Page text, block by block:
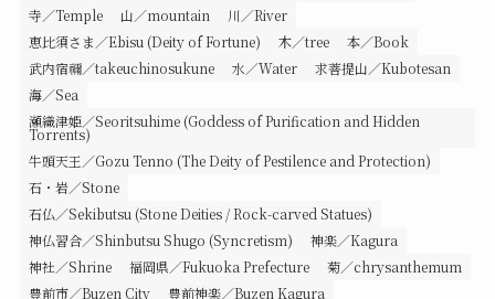
寺／Temple
山／mountain
川／River
恵比須さま／Ebisu (Deity of Fortune)
木／tree
本／Book
武内宿禰／takeuchinosukune
水／Water
求菩提山／Kubotesan
海／Sea
瀬織津姫／Seoritsuhime (Goddess of Purification and Hidden
Torrents)
牛頭天王／Gozu Tenno (The Deity of Pestilence and Protection)
石・岩／Stone
石仏／Sekibutsu (Stone Deities / Rock-carved Statues)
神仏習合／Shinbutsu Shugo (Syncretism)
神楽／Kagura
神社／Shrine
福岡県／Fukuoka Prefecture
菊／chrysanthemum
豊前市／Buzen City
豊前神楽／Buzen Kagura